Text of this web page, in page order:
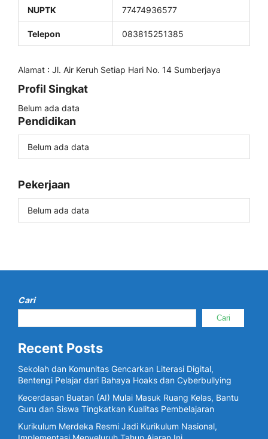
NUPTK 77474936577
Telepon 083815251385
Alamat : Jl. Air Keruh Setiap Hari No. 14 Sumberjaya
Profil Singkat
Belum ada data
Pendidikan
Belum ada data
Pekerjaan
Belum ada data
Cari
Cari
Recent Posts
Sekolah dan Komunitas Gencarkan Literasi Digital,
Bentengi Pelajar dari Bahaya Hoaks dan Cyberbullying
Kecerdasan Buatan (AI) Mulai Masuk Ruang Kelas, Bantu
Guru dan Siswa Tingkatkan Kualitas Pembelajaran
Kurikulum Merdeka Resmi Jadi Kurikulum Nasional,